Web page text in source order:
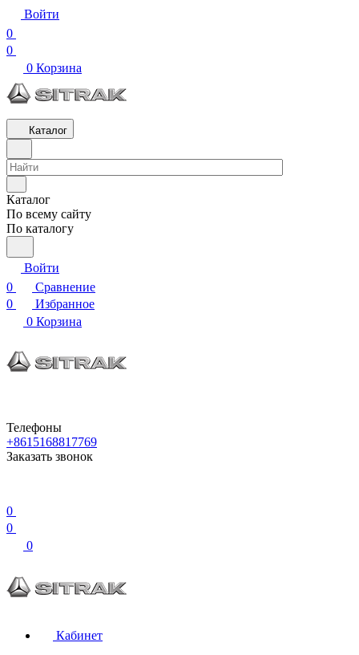
Войти
0
0
0 Корзина
Каталог
Каталог
По всему сайту
По каталогу
Войти
0
Сравнение
0
Избранное
0 Корзина
Телефоны
+8615168817769
Заказать звонок
0
0
0
Кабинет